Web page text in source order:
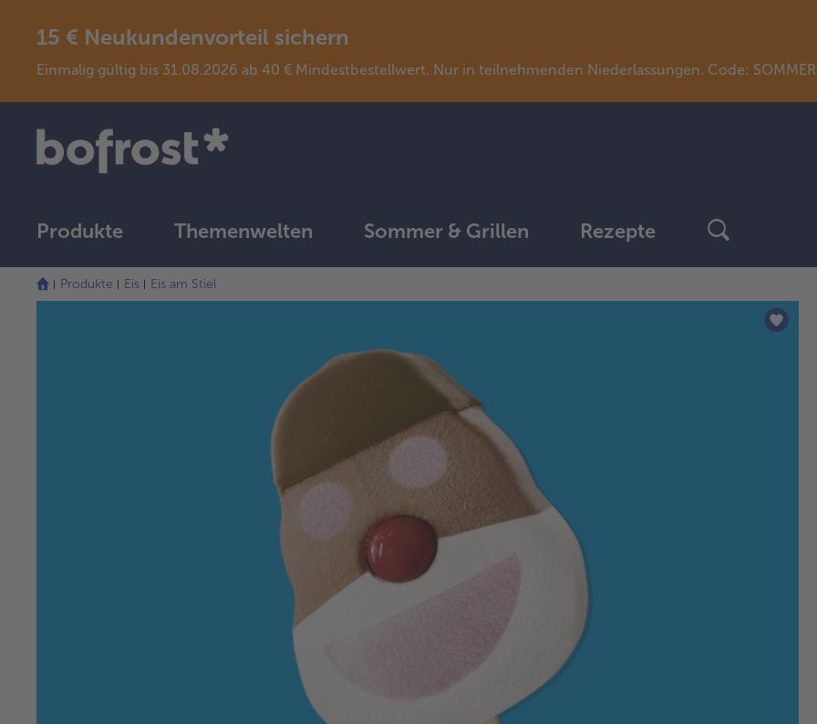
15 € Neukundenvorteil sichern
Einmalig gültig bis 31.08.2026 ab 40 € Mindestbestellwert. Nur in teilnehmenden Niederlassungen. Code:
Produkte Themenwelten Sommer & Grillen Rezepte
Produkte Eis Eis am Stiel